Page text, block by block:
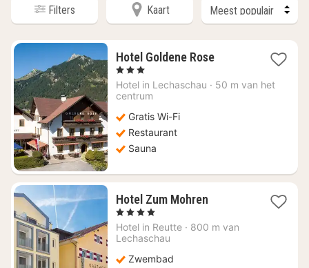
Filters Kaart
Hotel Goldene Rose1
vanaf
, 3 Sterren
Hotel in Lechaschau · 50 m van het
centrum
Gratis Wi-Fi
Restaurant
Sauna
Hotel Zum Mohren1
vanaf
, 4 Sterren
Hotel in Reutte · 800 m van
Lechaschau
Zwembad